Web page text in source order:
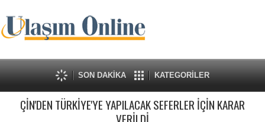
SON DAKİKA KATEGORİLER
ÇİN'DEN TÜRKİYE'YE YAPILACAK SEFERLER İÇİN KARAR